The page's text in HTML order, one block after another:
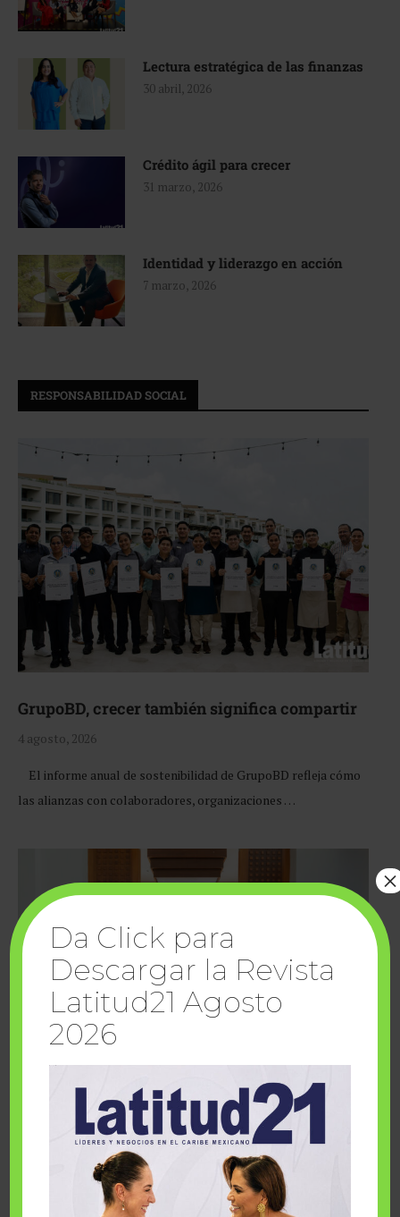
Lectura estratégica de las finanzas
30 abril, 2026
Crédito ágil para crecer
31 marzo, 2026
Identidad y liderazgo en acción
7 marzo, 2026
RESPONSABILIDAD SOCIAL
GrupoBD, crecer también significa compartir
4 agosto, 2026
El informe anual de sostenibilidad de GrupoBD refleja cómo
las alianzas con colaboradores, organizaciones …
Cuando la solidaridad inspira; cumplen
sueños Fairmont Mayakoba y Make-A-Wish
Da Click para
Descargar la Revista
Latitud21 Agosto
2026
×